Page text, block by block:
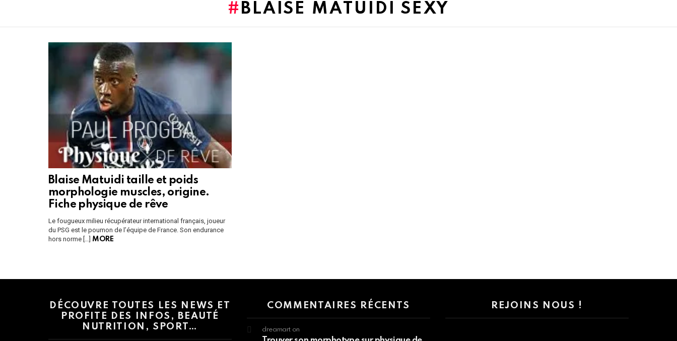
BLAISE MATUIDI SEXY
LATEST
STORIES
Blaise Matuidi taille et poids
morphologie muscles, origine.
Fiche physique de rêve
Le fougueux milieu récupérateur international français, joueur
du PSG est le poumon de l’équipe de France. Son endurance
hors norme […] MORE
DÉCOUVRE TOUTES LES NEWS ET
PROFITE DES INFOS, BEAUTÉ
NUTRITION, SPORT…
COMMENTAIRES RÉCENTS
dreamart on
REJOINS NOUS !